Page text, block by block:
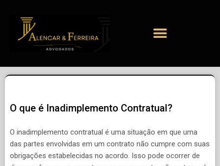
O que é Inadimplemento Contratual?
O inadimplemento contratual é uma situação em que uma
das partes envolvidas em um contrato não cumpre com suas
obrigações estabelecidas no acordo. Isso pode ocorrer de